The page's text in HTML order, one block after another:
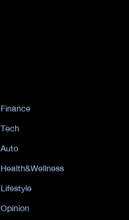
Finance
Tech
Auto
Health&Wellness
Lifestyle
Opinion